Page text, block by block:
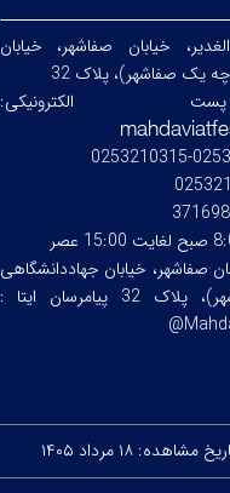
خیابان صفاشهر، خیابان
یک صفاشهر)، پلاک 32
پست الکترونیکی:
عصر
صفاشهر، خیابان جهاددانشگاهی
پلاک 32
پیامرسان ایتا :
مشاهده: ۱۸ مرداد ۱۴۰۵